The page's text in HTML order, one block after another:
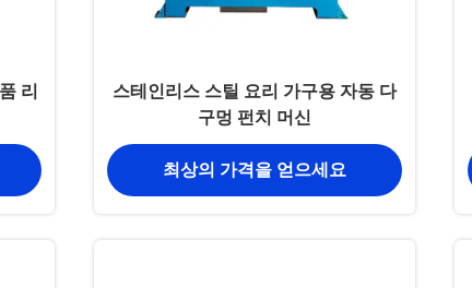
리
스테인리스 스틸 요리 가구용 자동 다
구멍 펀치 머신
최상의 가격을 얻으세요